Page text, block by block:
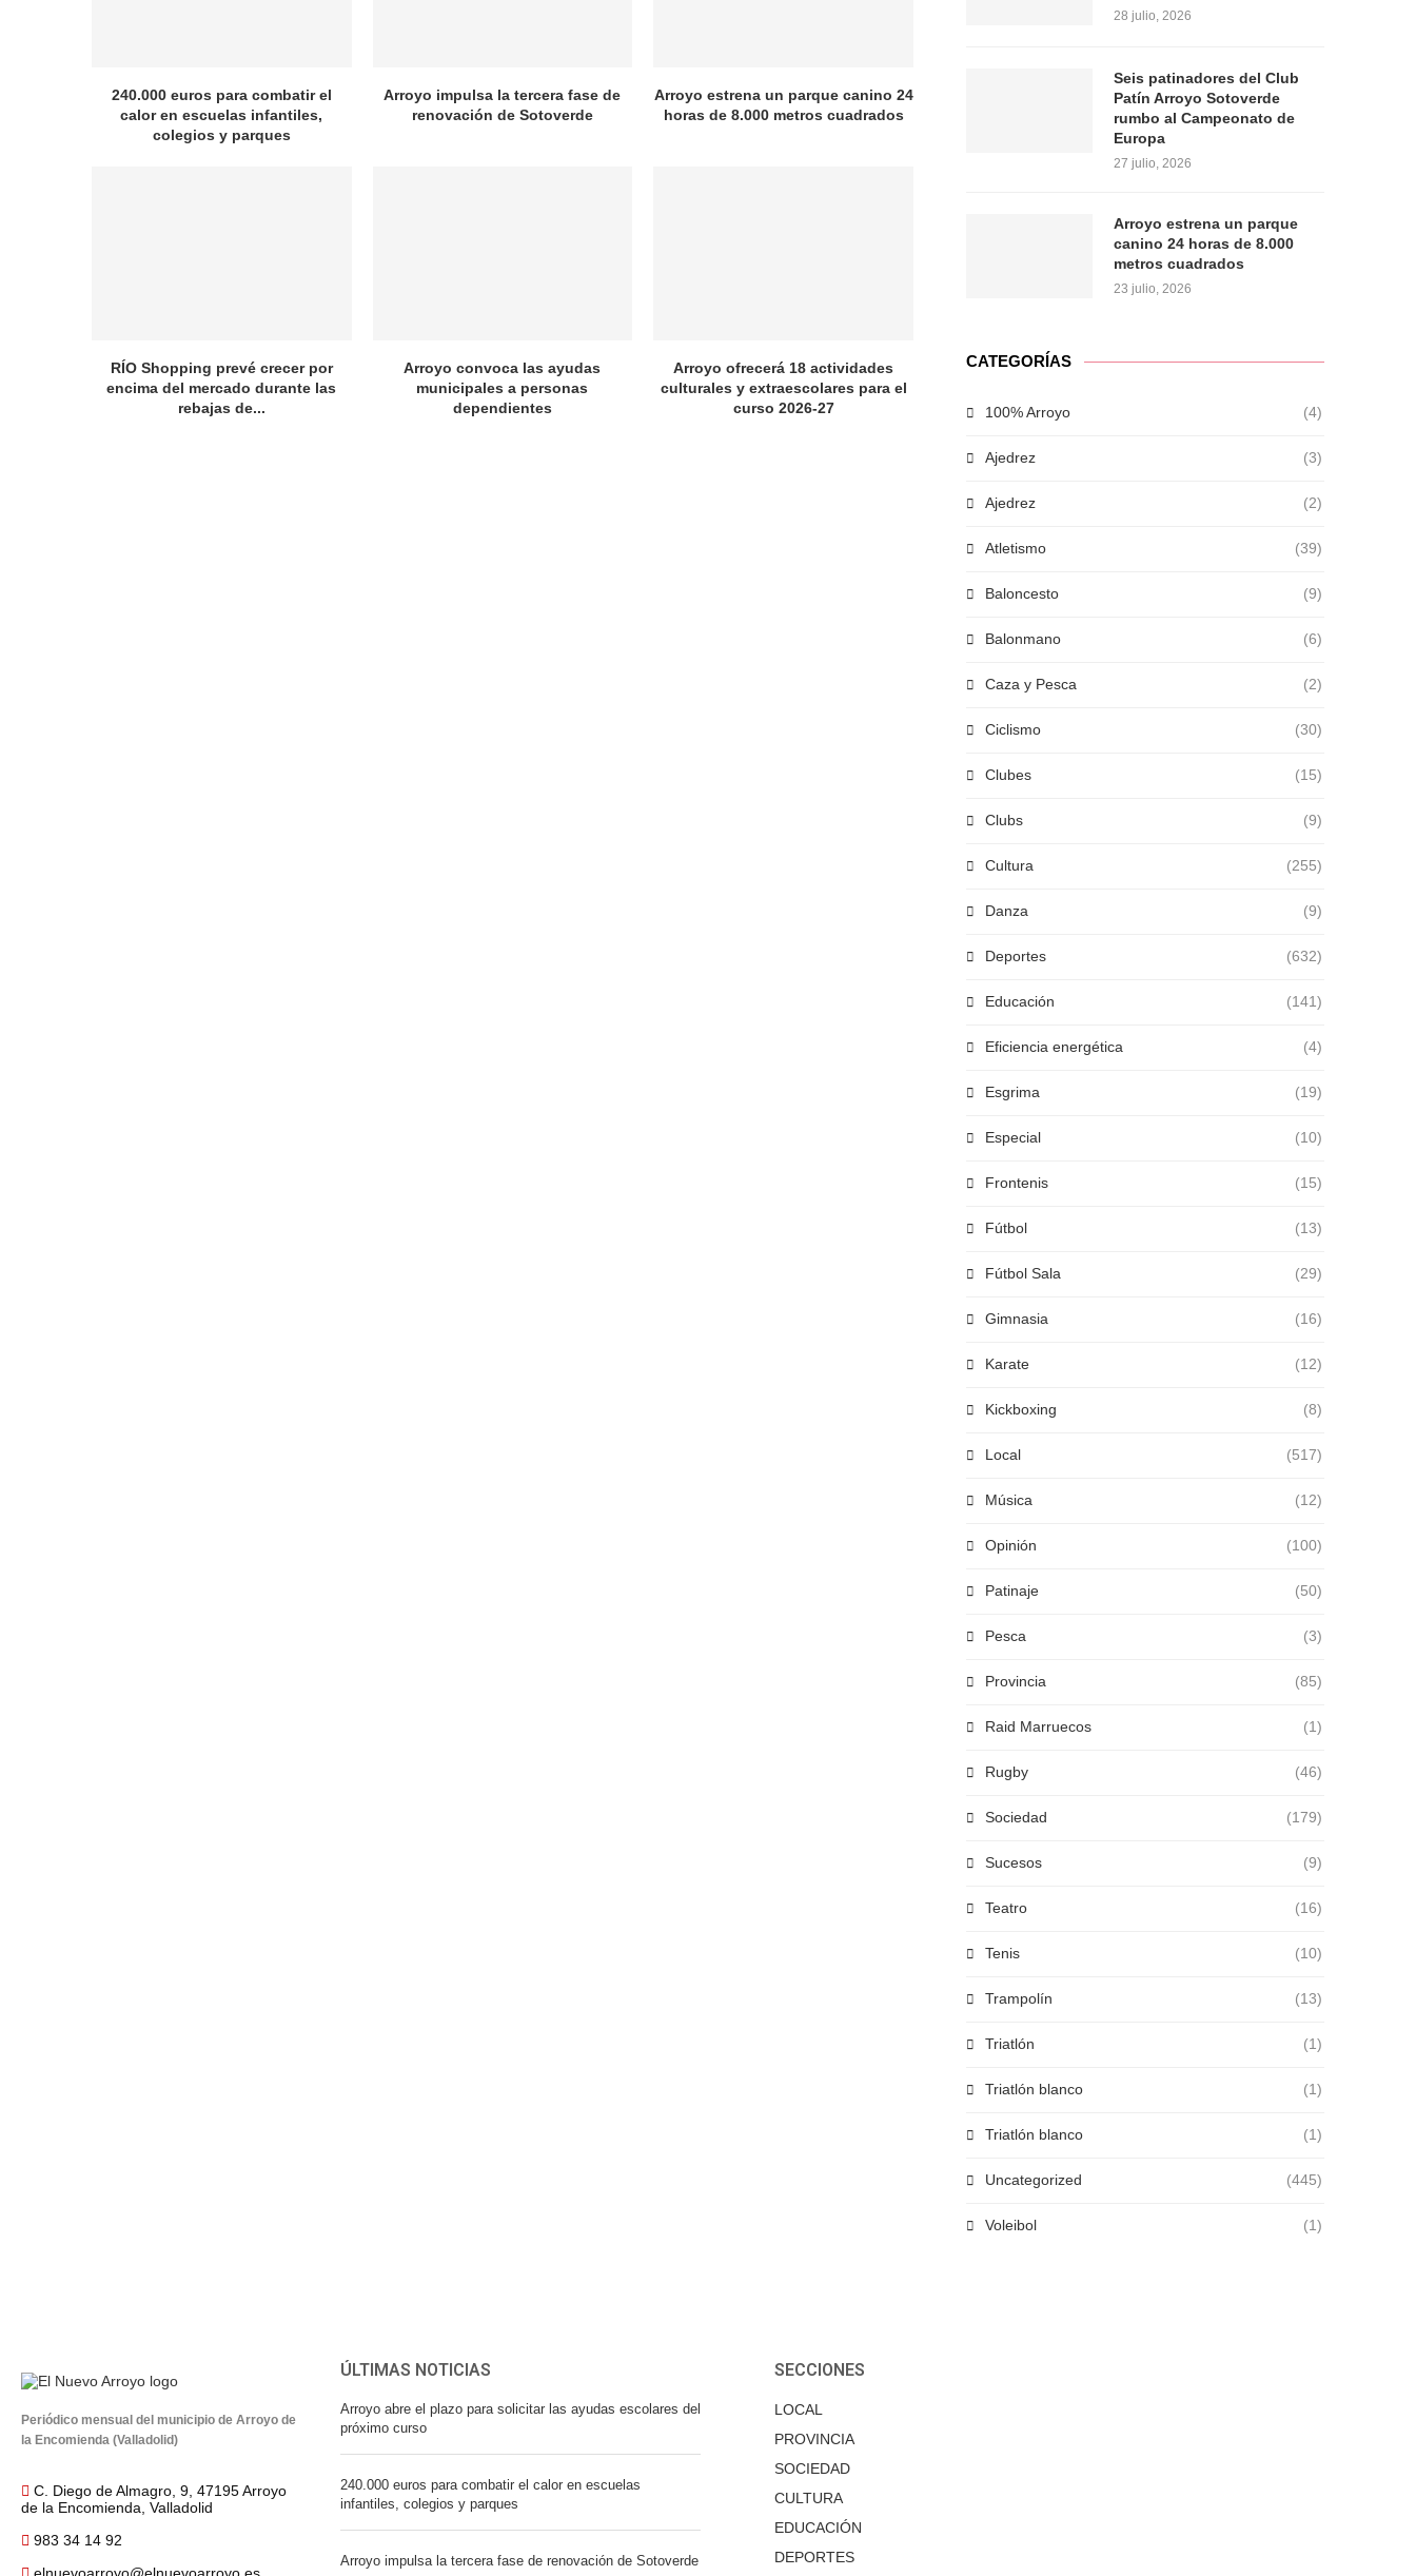
240.000 euros para combatir el
calor en escuelas infantiles,
colegios y parques
Arroyo impulsa la tercera fase de
renovación de Sotoverde
Arroyo estrena un parque canino 24
horas de 8.000 metros cuadrados
RÍO Shopping prevé crecer por
encima del mercado durante las
rebajas de...
Arroyo convoca las ayudas
municipales a personas
dependientes
Arroyo ofrecerá 18 actividades
culturales y extraescolares para el
curso 2026-27
28 julio, 2026
Seis patinadores del Club
Patín Arroyo Sotoverde
rumbo al Campeonato de
Europa
27 julio, 2026
Arroyo estrena un parque
canino 24 horas de 8.000
metros cuadrados
23 julio, 2026
CATEGORÍAS
100% Arroyo (4)
Ajedrez (3)
Ajedrez (2)
Atletismo (39)
Baloncesto (9)
Balonmano (6)
Caza y Pesca (2)
Ciclismo (30)
Clubes (15)
Clubs (9)
Cultura (255)
Danza (9)
Deportes (632)
Educación (141)
Eficiencia energética (4)
Esgrima (19)
Especial (10)
Frontenis (15)
Fútbol (13)
Fútbol Sala (29)
Gimnasia (16)
Karate (12)
Kickboxing (8)
Local (517)
Música (12)
Opinión (100)
Patinaje (50)
Pesca (3)
Provincia (85)
Raid Marruecos (1)
Rugby (46)
Sociedad (179)
Sucesos (9)
Teatro (16)
Tenis (10)
Trampolín (13)
Triatlón (1)
Triatlón blanco (1)
Triatlón blanco (1)
Uncategorized (445)
Voleibol (1)
Periódico mensual del municipio de Arroyo de
la Encomienda (Valladolid)
C. Diego de Almagro, 9, 47195 Arroyo
de la Encomienda, Valladolid
983 34 14 92
ÚLTIMAS NOTICIAS
Arroyo abre el plazo para solicitar las ayudas escolares del
próximo curso
240.000 euros para combatir el calor en escuelas
infantiles, colegios y parques
Arroyo impulsa la tercera fase de renovación de Sotoverde
SECCIONES
LOCAL
PROVINCIA
SOCIEDAD
CULTURA
EDUCACIÓN
DEPORTES